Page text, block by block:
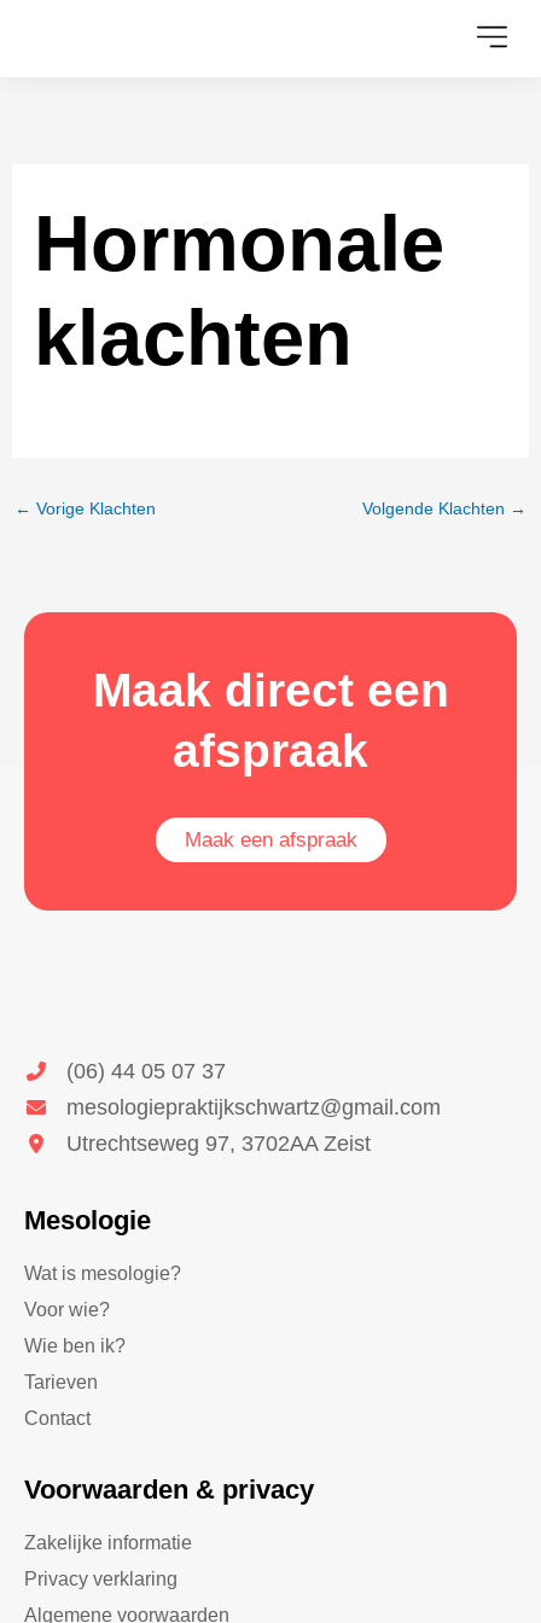
Hormonale
klachten
← Vorige Klachten Volgende Klachten →
Maak direct een
afspraak
Maak een afspraak
(06) 44 05 07 37
mesologiepraktijkschwartz@gmail.com
Utrechtseweg 97, 3702AA Zeist
Mesologie
Wat is mesologie?
Voor wie?
Wie ben ik?
Tarieven
Contact
Voorwaarden & privacy
Zakelijke informatie
Privacy verklaring
Algemene voorwaarden